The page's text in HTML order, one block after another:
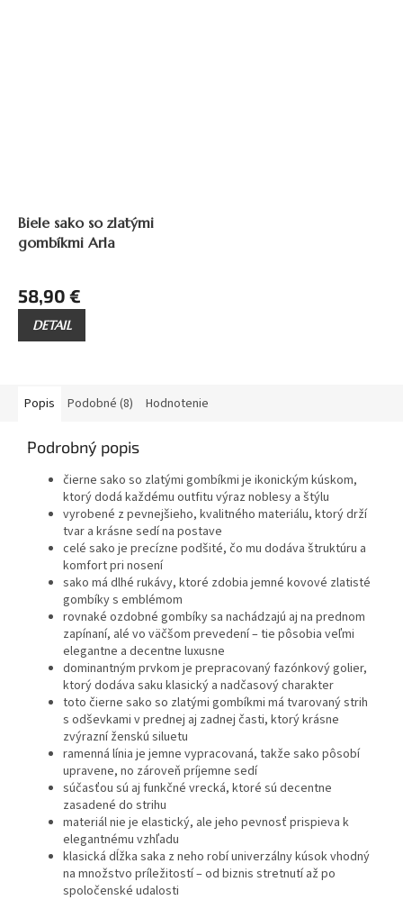
Biele sako so zlatými
gombíkmi Arla
58,90 €
DETAIL
Popis Podobné (8) Hodnotenie
Podrobný popis
čierne sako so zlatými gombíkmi je ikonickým kúskom,
ktorý dodá každému outfitu výraz noblesy a štýlu
vyrobené z pevnejšieho, kvalitného materiálu, ktorý drží
tvar a krásne sedí na postave
celé sako je precízne podšité, čo mu dodáva štruktúru a
komfort pri nosení
sako má dlhé rukávy, ktoré zdobia jemné kovové zlatisté
gombíky s emblémom
rovnaké ozdobné gombíky sa nachádzajú aj na prednom
zapínaní, alé vo väčšom prevedení – tie pôsobia veľmi
elegantne a decentne luxusne
dominantným prvkom je prepracovaný fazónkový golier,
ktorý dodáva saku klasický a nadčasový charakter
toto čierne sako so zlatými gombíkmi má tvarovaný strih
s odševkami v prednej aj zadnej časti, ktorý krásne
zvýrazní ženskú siluetu
ramenná línia je jemne vypracovaná, takže sako pôsobí
upravene, no zároveň príjemne sedí
súčasťou sú aj funkčné vrecká, ktoré sú decentne
zasadené do strihu
materiál nie je elastický, ale jeho pevnosť prispieva k
elegantnému vzhľadu
klasická dĺžka saka z neho robí univerzálny kúsok vhodný
na množstvo príležitostí – od biznis stretnutí až po
spoločenské udalosti